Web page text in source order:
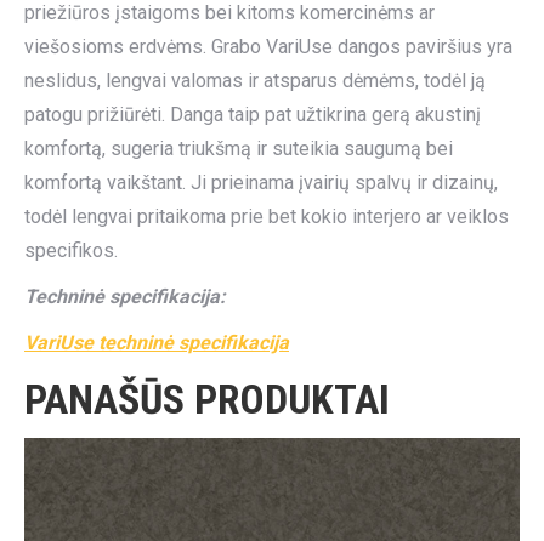
priežiūros įstaigoms bei kitoms komercinėms ar
viešosioms erdvėms. Grabo VariUse dangos paviršius yra
neslidus, lengvai valomas ir atsparus dėmėms, todėl ją
patogu prižiūrėti. Danga taip pat užtikrina gerą akustinį
komfortą, sugeria triukšmą ir suteikia saugumą bei
komfortą vaikštant. Ji prieinama įvairių spalvų ir dizainų,
todėl lengvai pritaikoma prie bet kokio interjero ar veiklos
specifikos.
Techninė specifikacija:
VariUse techninė specifikacija
PANAŠŪS PRODUKTAI